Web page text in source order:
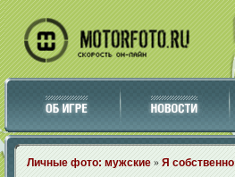
Личные фото: мужские » Я собственно